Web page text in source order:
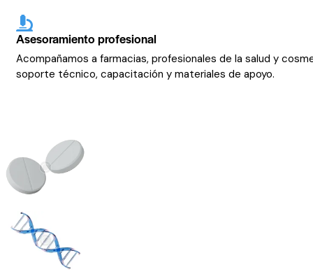
Asesoramiento profesional
Acompañamos a farmacias, profesionales de la salud y
soporte técnico, capacitación y materiales de apoyo.